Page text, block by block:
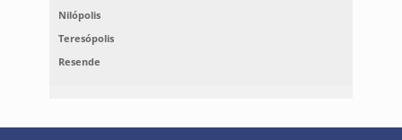
Nilópolis
Teresópolis
Resende